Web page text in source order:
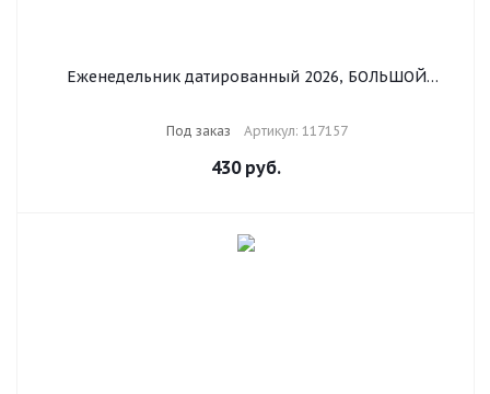
Еженедельник датированный 2026, БОЛЬШОЙ
Под заказ Артикул: 117157
430руб.